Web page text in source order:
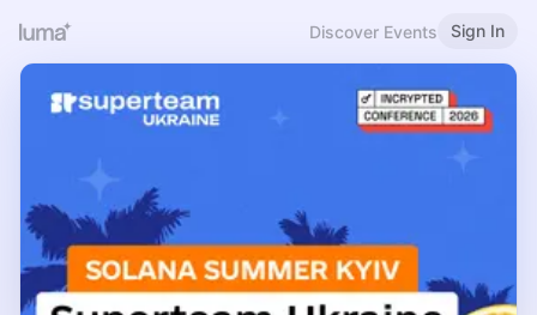
Discover Events Sign In